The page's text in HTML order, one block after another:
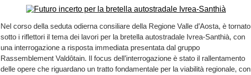
Nel corso della seduta odierna consiliare della Regione Valle d’Aosta, è tornato
sotto i riflettori il tema dei lavori per la bretella autostradale Ivrea-Santhià, con
una interrogazione a risposta immediata presentata dal gruppo
Rassemblement Valdôtain. Il focus dell’interrogazione è stato il rallentamento
delle opere che riguardano un tratto fondamentale per la viabilità regionale, con